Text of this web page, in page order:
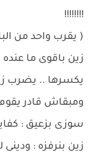
!!!!!!!!
( يقرب واحد من
زين باقوى ما عنده
يكسرها .. يضرب
ومبقاش قادر
سوزى بزعيق :
زين بنرفزه :